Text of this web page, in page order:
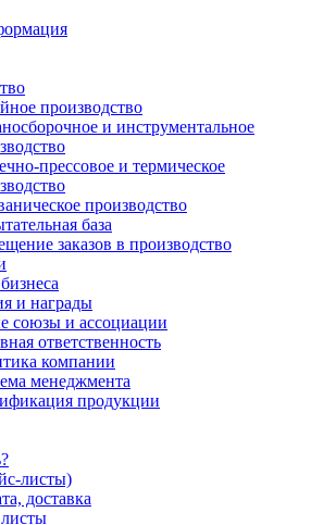
производство
и инструментальное
прессовое и термическое
производство
база
заказов в производство
и награды
союзы и ассоциации
ответственность
компании
менеджмента
продукции
листы)
доставка